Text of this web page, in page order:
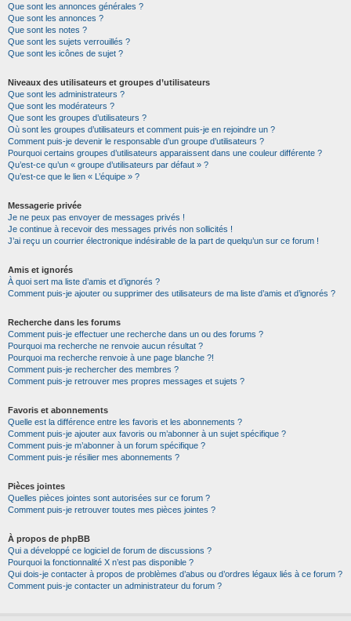
Que sont les annonces générales ?
Que sont les annonces ?
Que sont les notes ?
Que sont les sujets verrouillés ?
Que sont les icônes de sujet ?
Niveaux des utilisateurs et groupes d’utilisateurs
Que sont les administrateurs ?
Que sont les modérateurs ?
Que sont les groupes d’utilisateurs ?
Où sont les groupes d’utilisateurs et comment puis-je en rejoindre un ?
Comment puis-je devenir le responsable d’un groupe d’utilisateurs ?
Pourquoi certains groupes d’utilisateurs apparaissent dans une couleur différente ?
Qu’est-ce qu’un « groupe d’utilisateurs par défaut » ?
Qu’est-ce que le lien « L’équipe » ?
Messagerie privée
Je ne peux pas envoyer de messages privés !
Je continue à recevoir des messages privés non sollicités !
J’ai reçu un courrier électronique indésirable de la part de quelqu’un sur ce forum !
Amis et ignorés
À quoi sert ma liste d’amis et d’ignorés ?
Comment puis-je ajouter ou supprimer des utilisateurs de ma liste d’amis et d’ignorés ?
Recherche dans les forums
Comment puis-je effectuer une recherche dans un ou des forums ?
Pourquoi ma recherche ne renvoie aucun résultat ?
Pourquoi ma recherche renvoie à une page blanche ?!
Comment puis-je rechercher des membres ?
Comment puis-je retrouver mes propres messages et sujets ?
Favoris et abonnements
Quelle est la différence entre les favoris et les abonnements ?
Comment puis-je ajouter aux favoris ou m’abonner à un sujet spécifique ?
Comment puis-je m’abonner à un forum spécifique ?
Comment puis-je résilier mes abonnements ?
Pièces jointes
Quelles pièces jointes sont autorisées sur ce forum ?
Comment puis-je retrouver toutes mes pièces jointes ?
À propos de phpBB
Qui a développé ce logiciel de forum de discussions ?
Pourquoi la fonctionnalité X n’est pas disponible ?
Qui dois-je contacter à propos de problèmes d’abus ou d’ordres légaux liés à ce forum ?
Comment puis-je contacter un administrateur du forum ?